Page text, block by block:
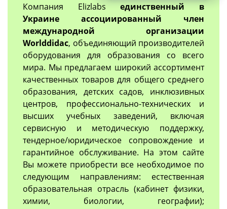
Компания Elizlabsединственный в
Украине ассоциированный член
международной организации
Worlddidac, объединяющий производителей
оборудования для образования со всего
мира. Мы предлагаем широкий ассортимент
качественных товаров для общего среднего
образования, детских садов, инклюзивных
центров, профессионально-технических и
высших учебных заведений, включая
сервисную и методическую поддержку,
тендерное/юридическое сопровождение и
гарантийное обслуживание. На этом сайте
Вы можете приобрести все необходимое по
следующим направлениям: естественная
образовательная отрасль (кабинет физики,
химии, биологии, географии);